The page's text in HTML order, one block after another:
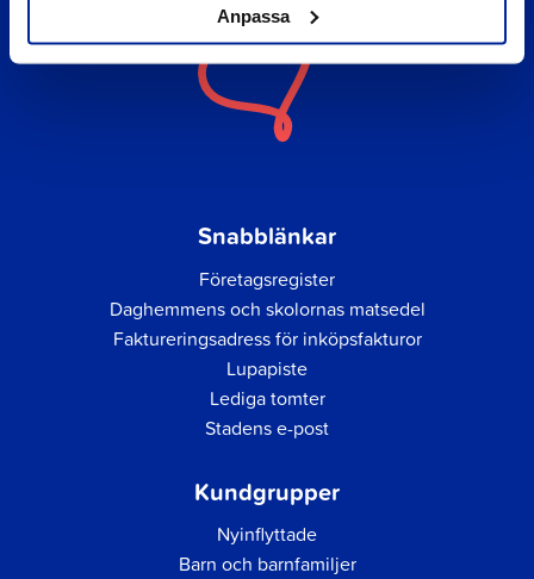
Anpassa
Snabblänkar
Företagsregister
Daghemmens och skolornas matsedel
Faktureringsadress för inköpsfakturor
Lupapiste
Lediga tomter
Stadens e-post
Kundgrupper
Nyinflyttade
Barn och barnfamiljer